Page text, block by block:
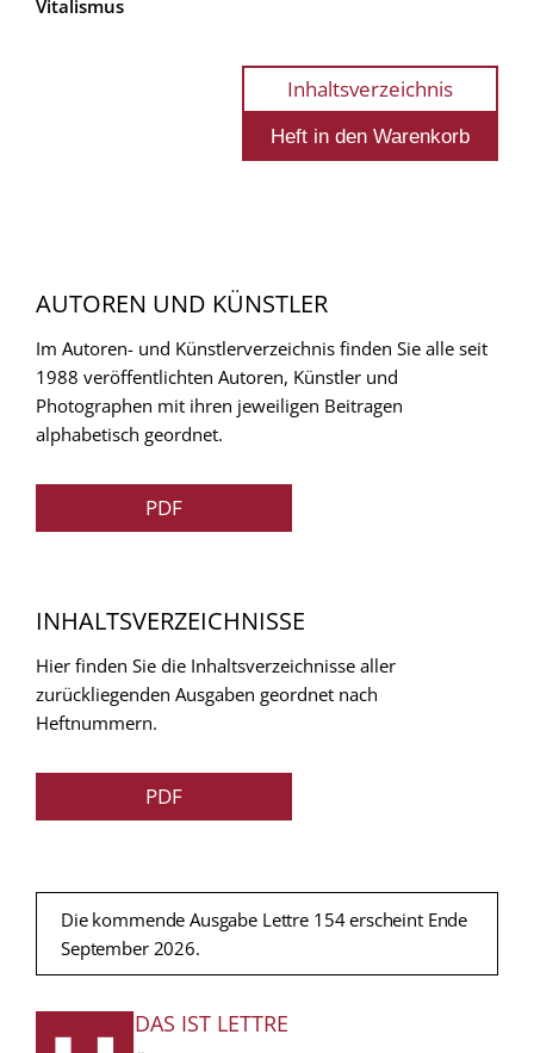
Vitalismus
Inhaltsverzeichnis
AUTOREN UND KÜNSTLER
Im Autoren- und Künstlerverzeichnis finden Sie alle seit
1988 veröffentlichten Autoren, Künstler und
Photographen mit ihren jeweiligen Beitragen
alphabetisch geordnet.
PDF
INHALTSVERZEICHNISSE
Hier finden Sie die Inhaltsverzeichnisse aller
zurückliegenden Ausgaben geordnet nach
Heftnummern.
PDF
Die kommende Ausgabe Lettre 154 erscheint Ende
September 2026.
FUSSZEILE
DAS IST LETTRE